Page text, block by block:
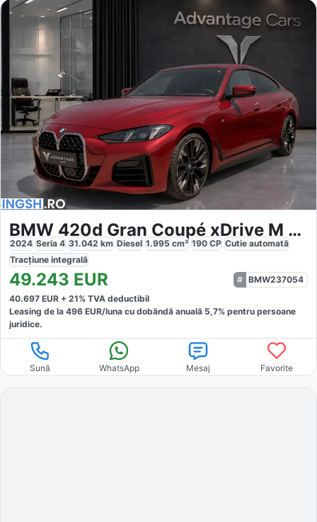
BMW 420d Gran Coupé xDrive M Sport
2024 Seria 4 31.042 km Diesel 1.995 cm³ 190 CP Cutie automată
Tracțiune integrală
49.243 EUR
BMW237054
40.697 EUR + 21% TVA deductibil
Leasing de la 496 EUR/luna cu dobăndă anuală 5,7% pentru persoane
juridice.
Sună WhatsApp Mesaj Favorite